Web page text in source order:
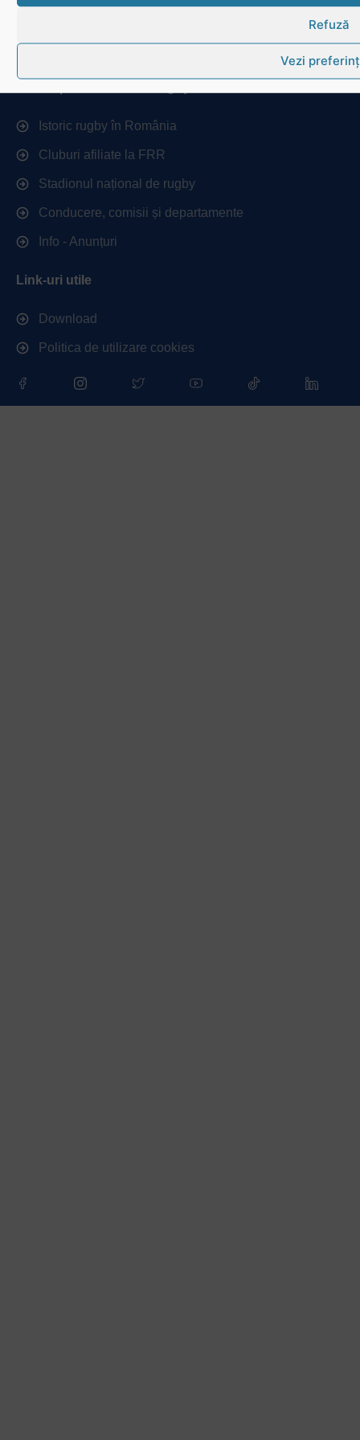
Refuză
Vezi
Cum se joacă Rugby
Istoric rugby în România
Cluburi afiliate la FRR
Stadionul național de rugby
Conducere, comisii și departamente
Info - Anunțuri
Link-uri utile
Download
Politica de utilizare cookies